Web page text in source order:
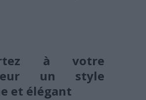
à votre
un style
et élégant